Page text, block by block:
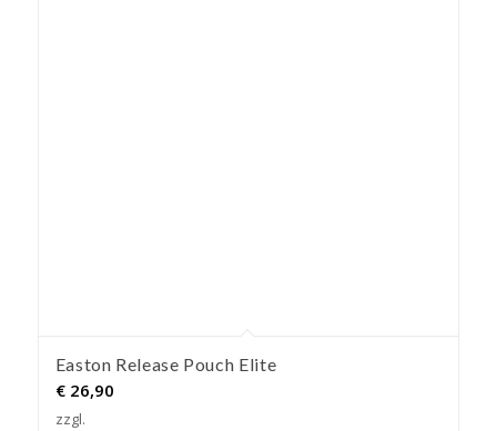
Easton Release Pouch Elite
€26,90
zzgl.